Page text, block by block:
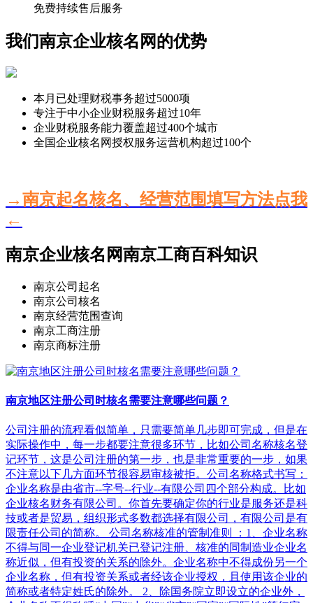
免费持续售后服务
我们南京企业核名网的优势
本月已处理财税事务超过5000项
专注于中小企业财税服务超过10年
企业财税服务能力覆盖超过400个城市
全国企业核名网授权服务运营机构超过100个
→南京起名核名、经营范围填写方法点我
←
南京企业核名网南京工商百科知识
南京公司起名
南京公司核名
南京经营范围查询
南京工商注册
南京商标注册
南京地区注册公司时核名需要注意哪些问题？
公司注册的流程看似简单，只需要简单几步即可完成，但是在
实际操作中，每一步都要注意很多环节，比如公司名称核名登
记环节，这是公司注册的第一步，也是非常重要的一步，如果
不注意以下几方面环节很容易审核被拒。公司名称格式书写：
企业名称是由省市--字号--行业--有限公司四个部分构成。比如
企业核名财务有限公司。你首先要确定你的行业是服务还是科
技或者是贸易，组织形式多数都选择有限公司，有限公司是有
限责任公司的简称。 公司名称核准的管制准则 ：1、企业名称
不得与同一企业登记机关已登记注册、核准的同制造业企业名
称近似，但有投资的关系的除外。企业名称中不得成份另一个
企业名称，但有投资关系或者经该企业授权，且使用该企业的
简称或者特定姓氏的除外。 2、除国务院立即设立的企业外，